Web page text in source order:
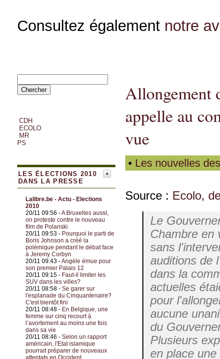
Consultez également notre
CDH
ECOLO
MR
PS
LES ÉLECTIONS 2010
DANS LA PRESSE
Lalibre.be - Actu - Elections
2010
20/11 09:56 -A Bruxelles aussi,
on proteste contre le nouveau
film de Polanski
20/11 09:53 - Pourquoi le parti de
Boris Johnson a créé la
polémique pendant le débat face
à Jeremy Corbyn
20/11 09:43 -Angèle émue pour
son premier Palais 12
20/11 09:15 - Faut-il limiter les
SUV dans les villes?
20/11 08:58 - Se garer sur
l'esplanade du Cinquantenaire?
C'est bientôt fini
20/11 08:48 - En Belgique, une
femme sur cinq recourt à
l’avortement au moins une fois
dans sa vie
20/11 08:46 - Selon un rapport
américain, l'Etat islamique
pourrait préparer de nouveaux
attentats en Occident
Allongement
appelle au
vue
• Les nouvelles
Source : Ecolo,
Le
Chambre en
sans
auditions de
dans la
actuelles
pour
aucune
du
Plusieurs
en place